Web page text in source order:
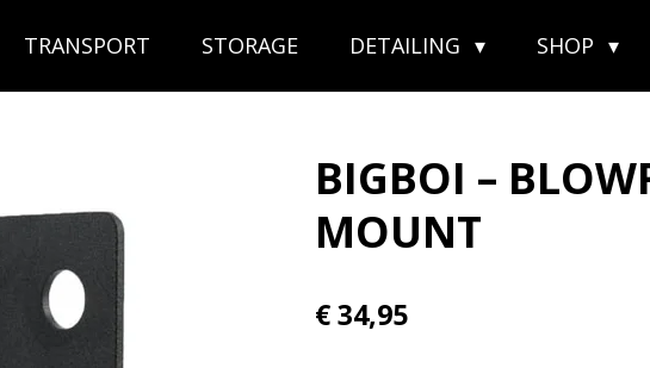
TRANSPORT STORAGE DETAILING SHOP
BIGBOI –
MOUNT
€ 34,95